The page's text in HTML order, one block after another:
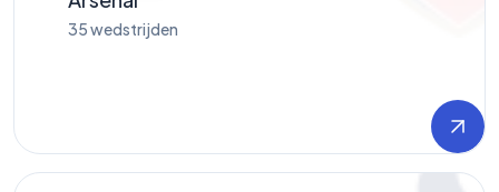
35wedstrijden